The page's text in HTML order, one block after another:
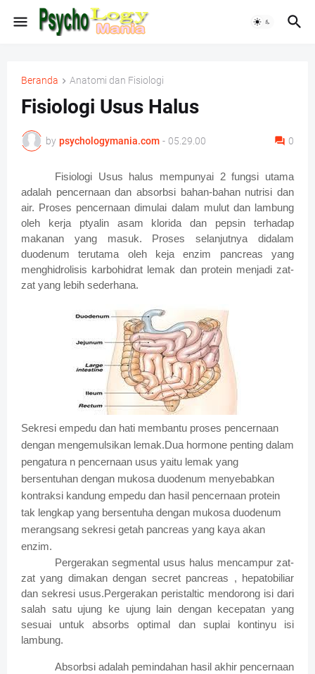
Beranda Anatomi dan Fisiologi
Fisiologi Usus Halus
by psychologymania.com - 05.29.00 0
Fisiologi Usus halus mempunyai 2 fungsi utama
adalah pencernaan dan absorbsi bahan-bahan nutrisi dan
air. Proses pencernaan dimulai dalam mulut dan lambung
oleh kerja ptyalin asam klorida dan pepsin terhadap
makanan yang masuk. Proses selanjutnya didalam
duodenum terutama oleh keja enzim pancreas yang
menghidrolisis karbohidrat lemak dan protein menjadi zat-
zat yang lebih sederhana.
Sekresi empedu dan hati membantu proses pencernaan
dengan mengemulsikan lemak.Dua hormone penting dalam
pengatura n pencernaan usus yaitu lemak yang
bersentuhan dengan mukosa duodenum menyebabkan
kontraksi kandung empedu dan hasil pencernaan protein
tak lengkap yang bersentuha dengan mukosa duodenum
merangsang sekresi getah pancreas yang kaya akan
enzim.
Pergerakan segmental usus halus mencampur zat-
zat yang dimakan dengan secret pancreas , hepatobiliar
dan sekresi usus.Pergerakan peristaltic mendorong isi dari
salah satu ujung ke ujung lain dengan kecepatan yang
sesuai untuk absorbs optimal dan suplai kontinyu isi
lambung.
Absorbsi adalah pemindahan hasil akhir pencernaan